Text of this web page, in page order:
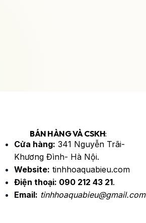
BÁN HÀNG VÀ CSKH:
Cửa hàng: 341 Nguyễn Trãi-
Khương Đình- Hà Nội.
Website: tinhhoaquabieu.com
Điện thoại: 090 212 43 21.
Email: tinhhoaquabieu@gmail.com